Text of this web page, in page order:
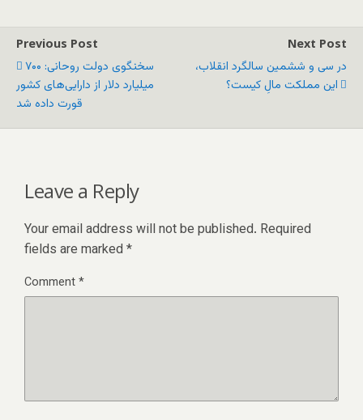
Previous Post
سخنگوی دولت روحانی: ۷۰۰
میلیارد دلار از دارایی‌های کشور
قورت داده شد
Next Post
در سی و ششمین سالگرد انقلاب،
این مملکت مالِ کیست؟
Leave a Reply
Your email address will not be published. Required
fields are marked *
Comment*